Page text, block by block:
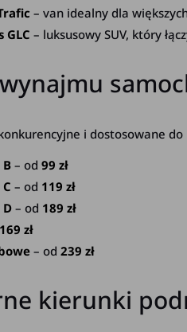
– van idealny dla
GLC – luksusowy SUV, który
i dostosowane
– od99 zł
– od 119 zł
– od 189 zł
169 zł
– od239 zł
kierunki